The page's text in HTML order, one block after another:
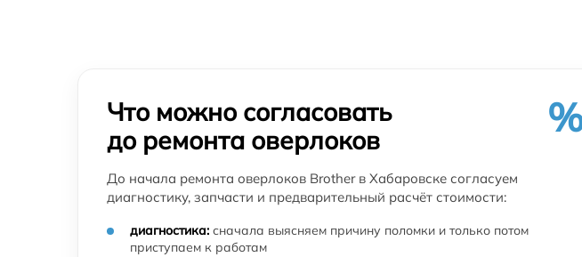
Что можно согласовать
до ремонта оверлоков
До начала ремонта оверлоков Brother в Хабаровске согласуем
диагностику, запчасти и предварительный расчёт стоимости:
диагностика: сначала выясняем причину поломки и только потом
приступаем к работам